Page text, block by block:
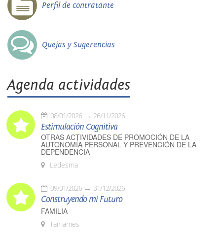
Perfil de contratante
Quejas y Sugerencias
Agenda actividades
08/01/2026 26/11/2026
Estimulación Cognitiva
OTRAS ACTIVIDADES DE PROMOCIÓN DE LA
AUTONOMÍA PERSONAL Y PREVENCIÓN DE LA
DEPENDENCIA
Ledesma
09/01/2026 31/12/2026
Construyendo mi Futuro
FAMILIA
Tamames